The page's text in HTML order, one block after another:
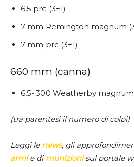
6,5 prc (3+1)
7 mm Remington magnum
7 mm prc (3+1)
660 mm (canna)
6,5-.300 Weatherby magnum
(tra parentesi il numero di colpi)
Leggi le news, gli
armie dimunizioni sul portale